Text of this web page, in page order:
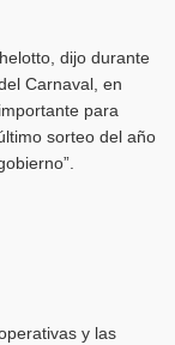
dijo durante
Carnaval, en
para
sorteo del año
y las